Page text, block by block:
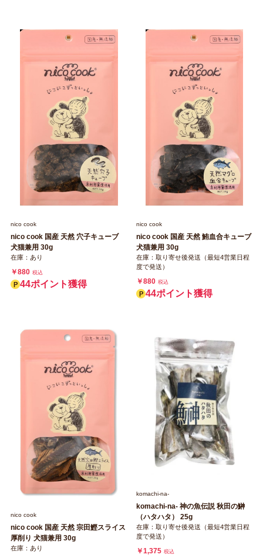
nico cook
nico cook 国産 天然 穴子キューブ
犬猫兼用 30g
在庫：あり
￥880 税込
44ポイント獲得
nico cook
nico cook 国産 天然 鮪血合キューブ
犬猫兼用 30g
在庫：取り寄せ後発送（最短4営業日程
度で発送）
￥880 税込
44ポイント獲得
nico cook
nico cook 国産 天然 宗田鰹スライス
厚削り 犬猫兼用 30g
在庫：あり
komachi‐na‐
komachi‐na‐ 神の魚伝説 秋田の鰰
（ハタハタ） 25g
在庫：取り寄せ後発送（最短4営業日程
度で発送）
￥1,375 税込